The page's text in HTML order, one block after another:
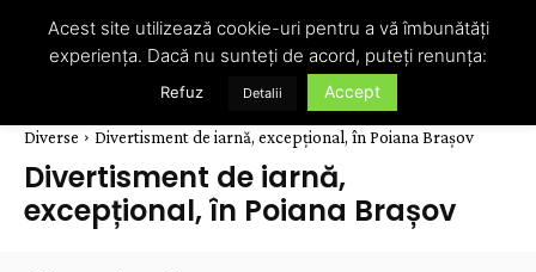
Diverse Divertisment de iarnă, excepțional, în Poiana Brașov
Divertisment de iarnă,
excepțional, în Poiana Brașov
Acest site utilizează cookie-uri pentru a vă îmbunătăți
experiența. Dacă nu sunteți de acord, puteți renunța:
Refuz Detalii Accept